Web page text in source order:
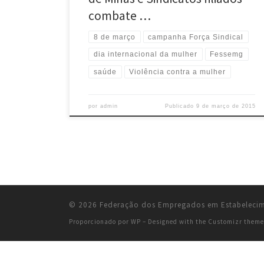
combate …
8 de março campanha Força Sindical
dia internacional da mulher Fessemg
saúde Violência contra a mulher
poradmin Publicado 9 de março de 2015
© 2026 Federação dos Empregados em
Proporcionado por WP – Designed with the Customizr theme